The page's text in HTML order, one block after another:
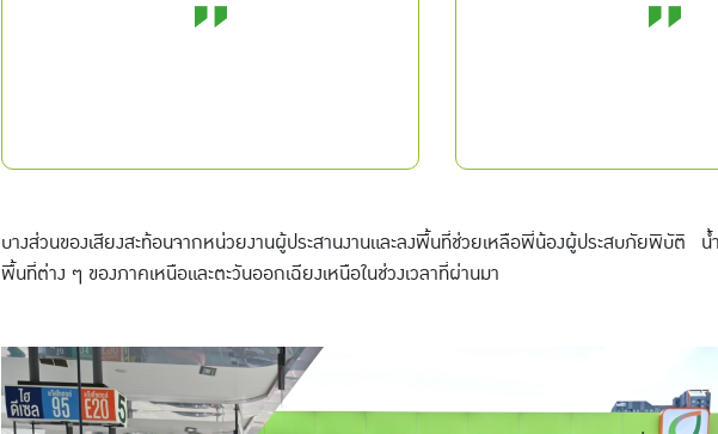
บางส่วนของเสียงสะท้อนจากหน่วยงานผู้ประสานงานและลงพื้นที่ช่วยเหลือพี่น้องผู้ประสบภัยพิบั
พื้นที่ต่าง ๆ ของภาคเหนือและตะวันออกเฉียงเหนือในช่วงเวลาที่ผ่านมา